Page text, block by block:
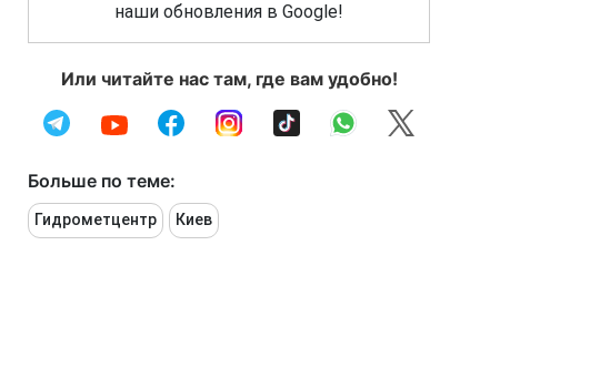
наши обновления в Google!
Или читайте нас там, где вам удобно!
Больше по теме:
Гидрометцентр Киев